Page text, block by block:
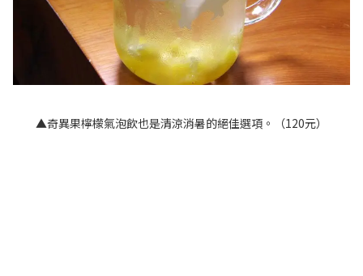
▲奇異果檸檬氣泡飲也是清涼消暑的絕佳選項。（120元）